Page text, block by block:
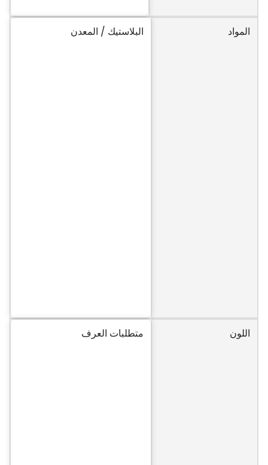
المواد البلاستيك / المعدن
اللون متطلبات العرف